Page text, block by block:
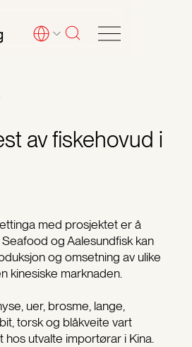
av fiskehovud i
med prosjektet er å
og Aalesundfisk kan
og omsetning av ulike
kinesiske marknaden.
uer, brosme, lange,
torsk og blåkveite vart
utvalte importørar i Kina.